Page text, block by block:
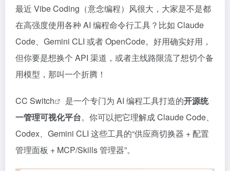
最近 Vibe Coding（意念编程）风很大，大家是不是都
在高强度使用各种 AI 编程命令行工具？比如 Claude
Code、Gemini CLI 或者 OpenCode。好用确实好用，
但你要是想换个 API 渠道，或者主线路限流了想切个备
用模型，那叫一个折腾！
CC Switch 是一个专门为 AI 编程工具打造的开源统
一管理可视化平台。你可以把它理解成 Claude Code、
Codex、Gemini CLI 这些工具的“供应商切换器 + 配置
管理面板 + MCP/Skills 管理器”。